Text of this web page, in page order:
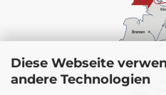
Diese Webseite
andere Technologien